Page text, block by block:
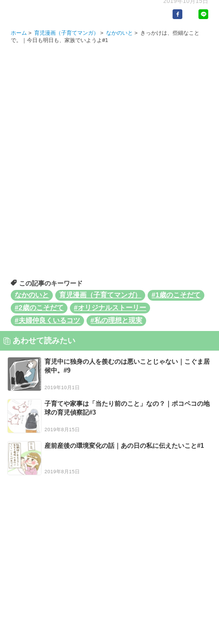
ホーム > 育児漫画（子育てマンガ） > なかのいと >
きっかけは、些細なこと
で。｜今日も明日も、家族でいようよ#1
この記事のキーワード
なかのいと
育児漫画（子育てマンガ）
#1歳のこそだて
#2歳のこそだて
#オリジナルストーリー
#夫婦仲良くいるコツ
#私の理想と現実
あわせて読みたい
育児中に独身の人を羨むのは悪いことじゃない｜こぐま居
候中。#9
2019年10月1日
子育てや家事は「当たり前のこと」なの？｜ポコペコの地
球の育児偵察記#3
2019年8月15日
産前産後の環境変化の話｜あの日の私に伝えたいこと#1
2019年8月15日